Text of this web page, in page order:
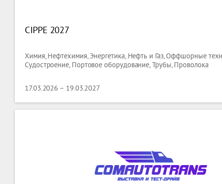
CIPPE 2027
Химия, Нефтехимия, Энергетика, Нефть и Газ, Оффшорные
Судостроение, Портовое оборудование, Трубы, Проволока
17.03.2026 – 19.03.2027